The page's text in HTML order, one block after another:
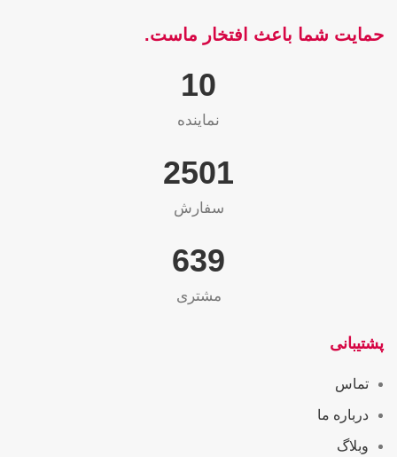
حمایت شما باعث افتخار ماست.
10
نماینده
2565
سفارش
655
مشتری
پشتیبانی
تماس
درباره ما
وبلاگ